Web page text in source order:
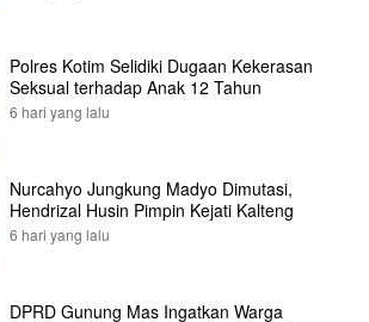
Polres Kotim Selidiki Dugaan Kekerasan
Seksual terhadap Anak 12 Tahun
6 hari yang lalu
Nurcahyo Jungkung Madyo Dimutasi,
Hendrizal Husin Pimpin Kejati Kalteng
6 hari yang lalu
DPRD Gunung Mas Ingatkan Warga